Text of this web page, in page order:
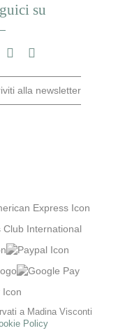
su
alla newsletter
a Madina Visconti
Policy